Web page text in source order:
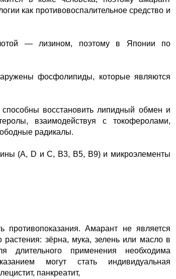
как противовоспалительное средство и
— лизином, поэтому в Японии по
фосфолипиды, которые являются
восстановить липидный обмен и
взаимодействуя с токоферолами,
радикалы.
(A, D и C, B3, B5, B9) и микроэлементы
противопоказания. Амарант не является
зёрна, мука, зелень или масло в
длительного применения необходима
могут стать индивидуальная
панкреатит,